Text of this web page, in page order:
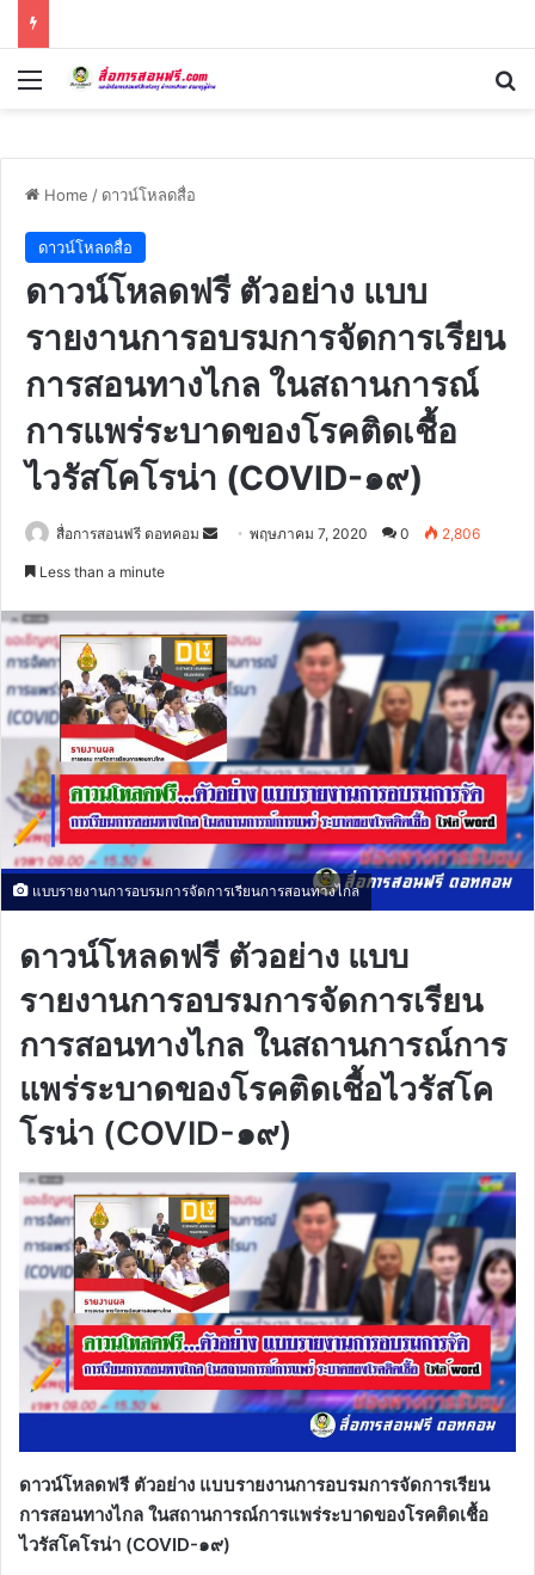
Menu
Home / ดาวน์โหลดสื่อ
ดาวน์โหลดสื่อ
ดาวน์โหลดฟรี ตัวอย่าง แบบ
รายงานการอบรมการจัดการเรียน
การสอนทางไกล ในสถานการณ์
การแพร่ระบาดของโรคติดเชื้อ
ไวรัสโคโรน่า (COVID-๑๙)
สื่อการสอนฟรี ดอทคอม
Sendพฤษภาคม 7, 2020 0 2,806
Less than a minute
แบบรายงานการอบรมการจัดการเรียนการสอนทางไกล
ดาวน์โหลดฟรี ตัวอย่าง แบบ
รายงานการอบรมการจัดการเรียน
การสอนทางไกล ในสถานการณ์การ
แพร่ระบาดของโรคติดเชื้อไวรัสโค
โรน่า (COVID-๑๙)
ดาวน์โหลดฟรี ตัวอย่าง แบบรายงานการอบรมการจัดการเรียน
การสอนทางไกล ในสถานการณ์การแพร่ระบาดของโรคติดเชื้อ
ไวรัสโคโรน่า (COVID-๑๙)